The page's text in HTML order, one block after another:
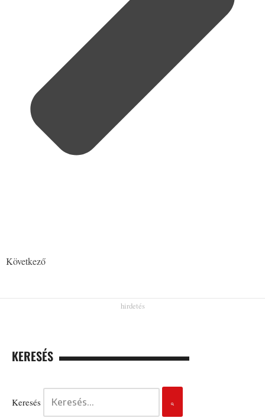
Következő
KERESÉS
Keresés